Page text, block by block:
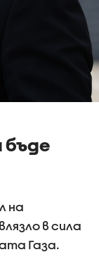
бъде
на
в сила
Газа.